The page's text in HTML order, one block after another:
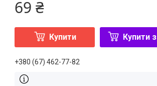
69 ₴
Купити Купити з
+380 (67) 462-77-82